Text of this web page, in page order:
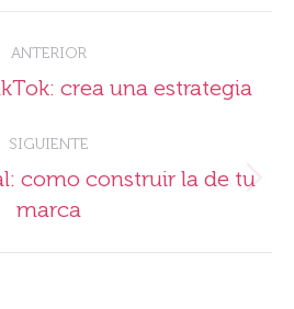
ANTERIOR
Publicación
crea una estrategia
SIGUIENTE
Publicación
siguiente:
como construir la de tu
marca